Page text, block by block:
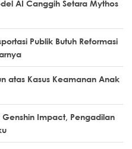
AI Canggih Setara Mythos
Publik Butuh Reformasi
atas Kasus Keamanan Anak
Impact, Pengadilan